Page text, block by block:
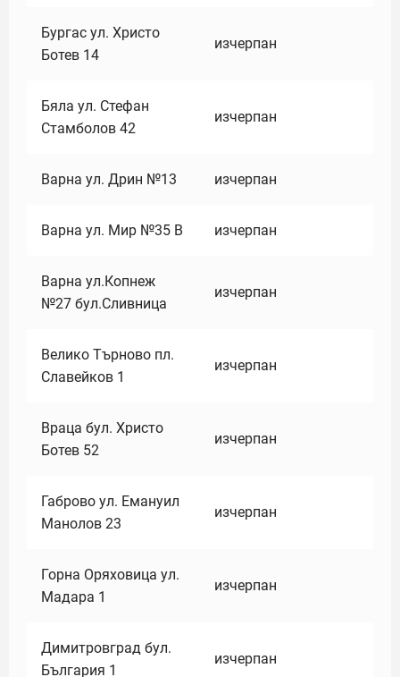
Бургас ул. Христо
Ботев 14
изчерпан
Бяла ул. Стефан
Стамболов 42
изчерпан
Варна ул. Дрин №13 изчерпан
Варна ул. Мир №35 В изчерпан
Варна ул.Копнеж
№27 бул.Сливница
изчерпан
Велико Търново пл.
Славейков 1
изчерпан
Враца бул. Христо
Ботев 52
изчерпан
Габрово ул. Емануил
Манолов 23
изчерпан
Горна Оряховица ул.
Мадара 1
изчерпан
Димитровград бул.
България 1
изчерпан